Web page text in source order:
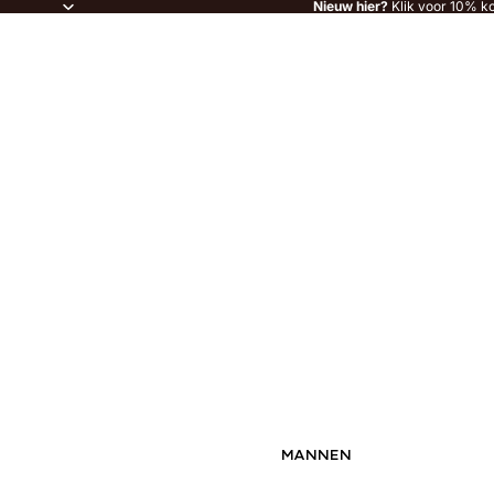
Nieuw hier? Klik voor 10%
MANNEN